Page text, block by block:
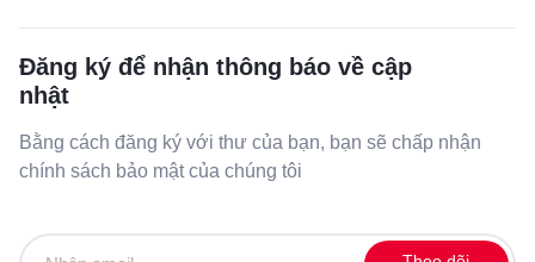
Đăng ký để nhận thông báo về cập
nhật
Bằng cách đăng ký với thư của bạn, bạn sẽ chấp nhận
chính sách bảo mật của chúng tôi